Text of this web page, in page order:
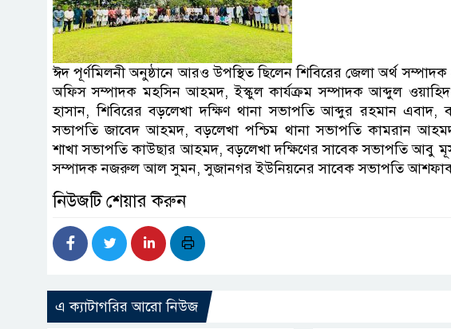
ঈদ পূর্ণমিলনী অনুষ্ঠানে আরও উপস্থিত ছিলেন শিবিরের জেলা অর্থ
অফিস সম্পাদক মহসিন আহমদ, ইস্কুল কার্যক্রম সম্পাদক আব্দুল
হাসান, শিবিরের বড়লেখা দক্ষিণ থানা সভাপতি আব্দুর রহমান এবাদ,
সভাপতি জাবেদ আহমদ, বড়লেখা পশ্চিম থানা সভাপতি কামরান
শাখা সভাপতি কাউছার আহমদ, বড়লেখা দক্ষিণের সাবেক সভাপতি আবু
সম্পাদক নজরুল আল সুমন, সুজানগর ইউনিয়নের সাবেক সভাপতি
নিউজটি শেয়ার করুন
এ ক্যাটাগরির আরো নিউজ